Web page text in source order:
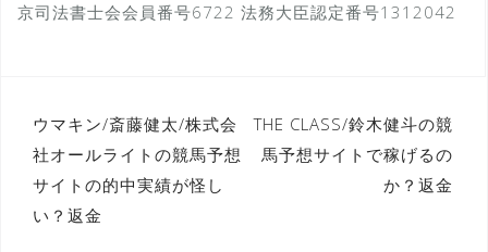
京司法書士会会員番号6722 法務大臣認定番号1312042
投
稿
ナ
ビ
ウマキン/斎藤健太/株式会
社オールライトの競馬予想
サイトの的中実績が怪し
い？返金
THE CLASS/鈴木健斗の競
馬予想サイトで稼げるの
か？返金